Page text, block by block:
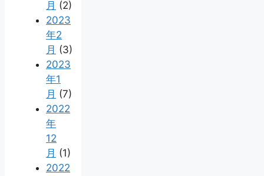
月 (2)
2023
年2
月 (3)
2023
年1
月 (7)
2022
年
12
月 (1)
2022